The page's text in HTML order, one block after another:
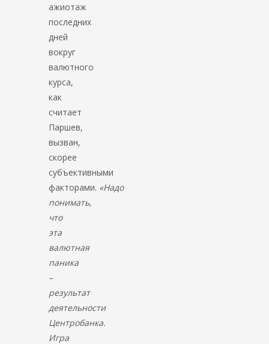
ажиотаж
последних
дней
вокруг
валютного
курса,
как
считает
Паршев,
вызван,
скорее
субъективными
факторами. «Надо
понимать,
что
эта
валютная
паника
–
результат
деятельности
Центробанка.
Игра